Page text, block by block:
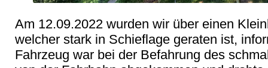
Am 12.09.2022 wurden wir über einen
welcher stark in Schieflage geraten ist,
Fahrzeug war bei der Befahrung des